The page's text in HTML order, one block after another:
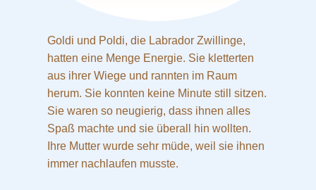
Goldi und Poldi, die Labrador Zwillinge,
hatten eine Menge Energie. Sie kletterten
aus ihrer Wiege und rannten im Raum
herum. Sie konnten keine Minute still sitzen.
Sie waren so neugierig, dass ihnen alles
Spaß machte und sie überall hin wollten.
Ihre Mutter wurde sehr müde, weil sie ihnen
immer nachlaufen musste.